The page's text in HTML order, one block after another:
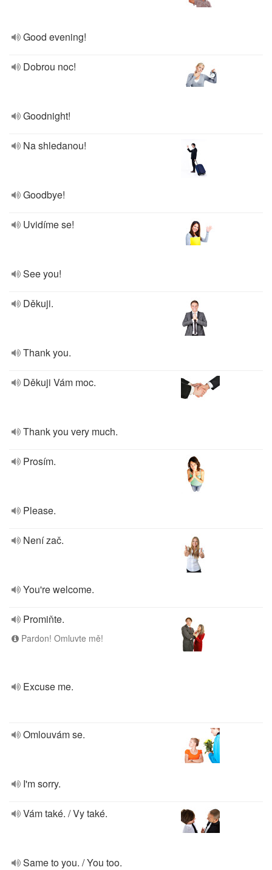
Good evening!
Dobrou noc!
Goodnight!
Na shledanou!
Goodbye!
Uvidíme se!
See you!
Děkuji.
Thank you.
Děkuji Vám moc.
Thank you very much.
Prosím.
Please.
Není zač.
You're welcome.
Promiňte.
Pardon! Omluvte mě!
Excuse me.
Omlouvám se.
I'm sorry.
Vám také. / Vy také.
Same to you. / You too.